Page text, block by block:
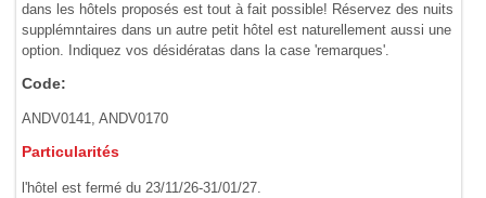
dans les hôtels proposés est tout à fait possible! Réservez des nuits
supplémntaires dans un autre petit hôtel est naturellement aussi une
option. Indiquez vos désidératas dans la case 'remarques'.
Code:
ANDV0141, ANDV0170
Particularités
l'hôtel est fermé du 23/11/26-31/01/27.